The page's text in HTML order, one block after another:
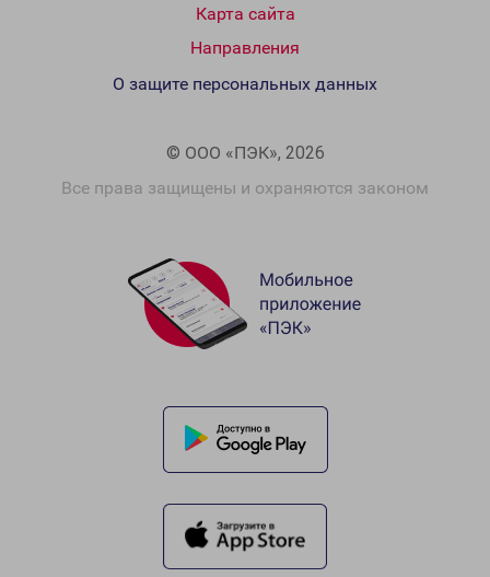
Карта сайта
Направления
© ООО «ПЭК», 2026
Все права защищены и охраняются законом
О защите персональных данных